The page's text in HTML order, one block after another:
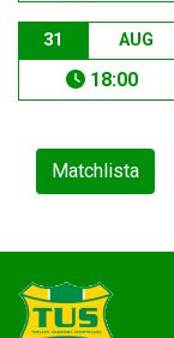
31 AUG
18:00
Matchlista